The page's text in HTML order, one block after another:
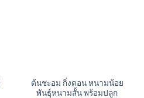
ต้นชะอม กิ่งตอน หนามน้อย
พันธุ์หนามสั้น พร้อมปลูก